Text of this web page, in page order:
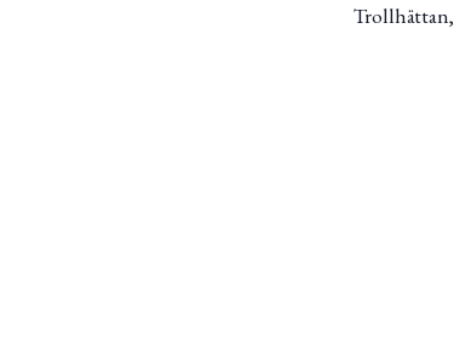
Trollhättan,